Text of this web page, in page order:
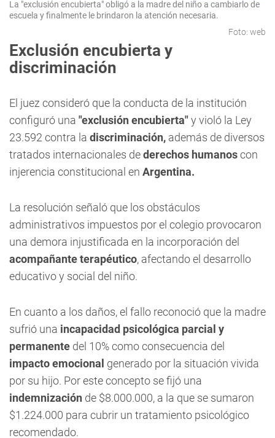
La "exclusión encubierta" obligó a la madre del niño a cambiarlo de
escuela y finalmente le brindaron la atención necesaria.
Foto: web
Exclusión encubierta y
discriminación
El juez consideró que la conducta de la institución
configuró una "exclusión encubierta"y violó la Ley
23.592 contra la discriminación, además de diversos
tratados internacionales dederechos humanoscon
injerencia constitucional en Argentina.
La resolución señaló que los obstáculos
administrativos impuestos por el colegio provocaron
una demora injustificada en la incorporación del
acompañante terapéutico, afectando el desarrollo
educativo y social del niño.
En cuanto a los daños, el fallo reconoció que la madre
sufrió una incapacidad psicológica parcial y
permanente del 10% como consecuencia del
impacto emocional generado por la situación vivida
por su hijo. Por este concepto se fijó una
indemnización de $8.000.000, a la que se sumaron
$1.224.000 para cubrir un tratamiento psicológico
recomendado.